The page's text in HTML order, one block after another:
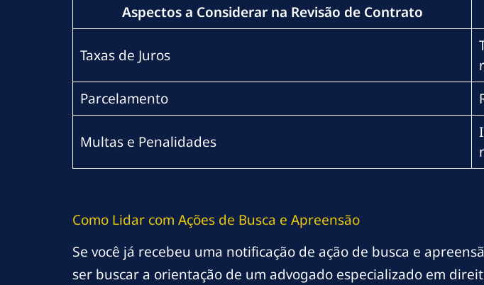
Aspectos a Considerar na Revisão de Contrato
Taxas de Juros
Parcelamento
Multas e Penalidades
Como Lidar com Ações de Busca e Apreensão
Se você já recebeu uma notificação de ação de busca e
ser buscar a orientação de um advogado especializado em